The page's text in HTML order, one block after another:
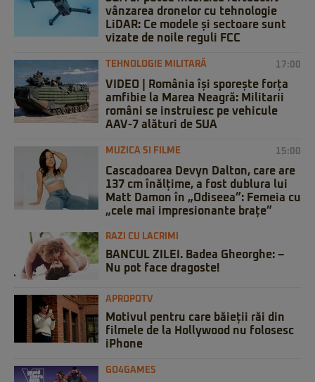
vânzarea dronelor cu tehnologie
LiDAR: Ce modele și sectoare sunt
vizate de noile reguli FCC
TEHNOLOGIE MILITARĂ 17:00
VIDEO | România își sporește forța
amfibie la Marea Neagră: Militarii
români se instruiesc pe vehicule
AAV-7 alături de SUA
MUZICA SI FILME 15:00
Cascadoarea Devyn Dalton, care are
137 cm înălțime, a fost dublura lui
Matt Damon în „Odiseea”: Femeia cu
„cele mai impresionante brațe”
RAZI CU LACRIMI
BANCUL ZILEI. Badea Gheorghe: –
Nu pot face dragoste!
APROPOTV
Motivul pentru care băieții răi din
filmele de la Hollywood nu folosesc
iPhone
GO4GAMES